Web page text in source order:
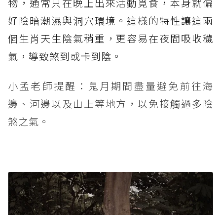
好陰暗潮濕與洞穴環境。這樣的特性讓這兩
個生肖天生陰氣稍重，更容易在夜間吸收穢
氣，導致煞到或卡到陰。
小孟老師提醒：鬼月期間盡量避免前往海
邊、河邊以及山上等地方，以免接觸過多陰
煞之氣。